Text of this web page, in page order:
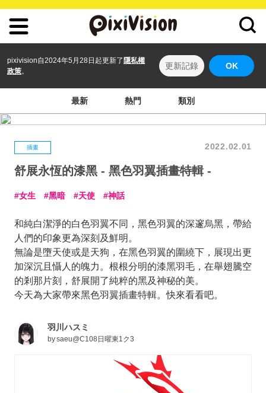
pixivision自2024年5月28日起更新了 隱私權
政策。
更新記錄 OK
最新 熱門 類別
插畫 2022.02.01
舒展永恆的漆黑 - 黑色羽翼插畫特輯 -
女生 黑暗 天使 神話
和純白潔淨的白色羽翼不同，黑色羽翼的深邃烏黑，帶給
人們的印象更為深刻及鮮明。
無論是墮天使或是天狗，在黑色羽翼的圍繞下，展現出更
加深沉且懾人的魄力。根根分明的漆黑羽毛，在舉翅騰空
的剎那片刻，舒展開了純粹的黑及神秘的美。
今天為大家帶來黑色羽翼插畫特輯。快來看看吧。
羽川ハスミ
bysaeu@C108日曜東1ク3